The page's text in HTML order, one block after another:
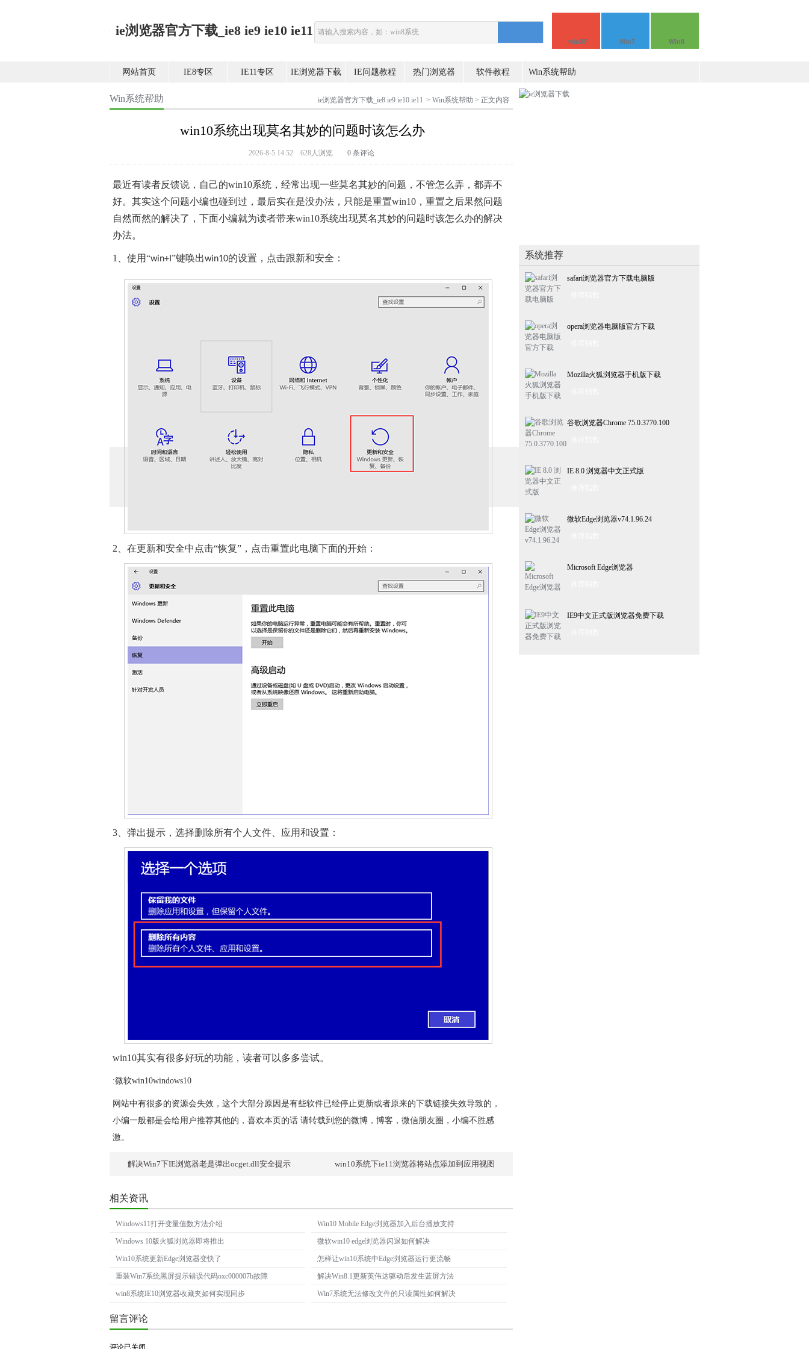
ie浏览器官方下载_ie8 ie9 ie10 ie11
winXP Win7 Win8
网站首页 IE8专区 IE11专区 IE浏览器下载 IE问题教程 热门浏览器 软件教程 Win系统帮助
Win系统帮助 ie浏览器官方下载_ie8 ie9 ie10 ie11 > Win系统帮助 > 正文内容
win10系统出现莫名其妙的问题时该怎么办
2026-8-5 14:52 628人浏览 0 条评论
最近有读者反馈说，自己的win10系统，经常出现一些莫名其妙的问题，不管怎么弄，都弄不
好。其实这个问题小编也碰到过，最后实在是没办法，只能是重置win10，重置之后果然问题
自然而然的解决了，下面小编就为读者带来win10系统出现莫名其妙的问题时该怎么办的解决
办法。
1、使用“win+I ”键唤出win10的设置，点击跟新和安全：
2、在更新和安全中点击“恢复”，点击重置此电脑下面的开始：
3、弹出提示，选择删除所有个人文件、应用和设置：
win10其实有很多好玩的功能，读者可以多多尝试。
:微软win10windows10
网站中有很多的资源会失效，这个大部分原因是有些软件已经停止更新或者原来的下载链接失效导致的，
小编一般都是会给用户推荐其他的，喜欢本页的话 请转载到您的微博，博客，微信朋友圈，小编不胜感
激。
解决Win7下IE浏览器老是弹出ocget.dll安全提示 win10系统下ie11浏览器将站点添加到应用视图
相关资讯
Windows11打开变量值数方法介绍 Win10 Mobile Edge浏览器加入后台播放支持
Windows 10版火狐浏览器即将推出 微软win10 edge浏览器闪退如何解决
Win10系统更新Edge浏览器变快了 怎样让win10系统中Edge浏览器运行更流畅
重装Win7系统黑屏提示错误代码oxc000007b故障 解决Win8.1更新英伟达驱动后发生蓝屏方法
win8系统IE10浏览器收藏夹如何实现同步 Win7系统无法修改文件的只读属性如何解决
留言评论
评论已关闭。
系统推荐
safari浏览器官方下载电脑版
opera浏览器电脑版官方下载
Mozilla火狐浏览器手机版下载
谷歌浏览器Chrome 75.0.3770.100
IE 8.0 浏览器中文正式版
微软Edge浏览器v74.1.96.24
Microsoft Edge浏览器
IE9中文正式版浏览器免费下载